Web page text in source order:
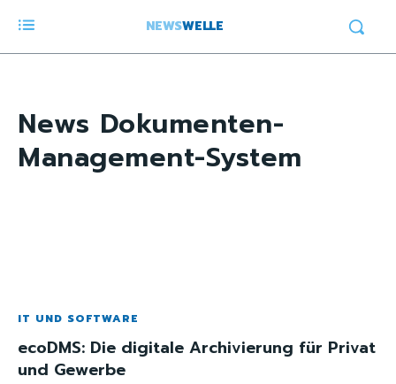
NEWSWELLE
News Dokumenten-
Management-System
IT UND SOFTWARE
ecoDMS: Die digitale Archivierung für Privat
und Gewerbe